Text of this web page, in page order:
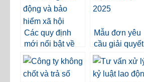
Các quy định
mới nổi bật về
tiền lương, lao
động và bảo
hiểm xã hội
Mẫu đơn yêu
cầu giải quyết
việc dân sự
2025